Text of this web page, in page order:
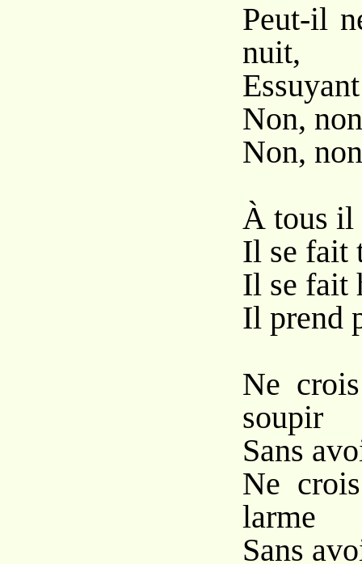
Peut-il
nuit,
Non,
Non,
À tous il
Il se fait
Il se fait
Il prend
Ne
soupir
Sans
Ne
larme
Sans